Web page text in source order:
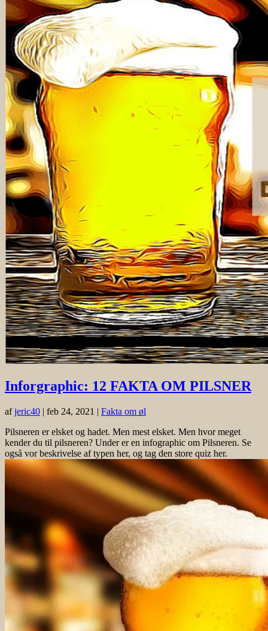
Inforgraphic: 12 FAKTA OM PILSNER
afjeric40 | feb 24, 2021 | Fakta om øl
Pilsneren er elsket og hadet. Men mest elsket. Men hvor meget
kender du til pilsneren? Under er en infographic om Pilsneren. Se
også vor beskrivelse af typen her, og tag den store quiz her.